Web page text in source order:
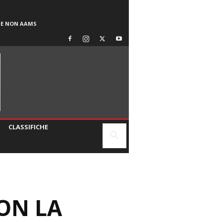
NON AAMS
CLASSIFICHE
LA